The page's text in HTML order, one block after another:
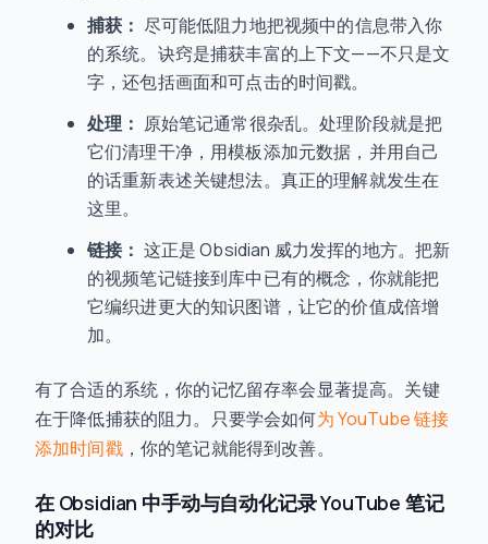
捕获： 尽可能低阻力地把视频中的信息带入你
的系统。诀窍是捕获丰富的上下文——不只是文
字，还包括画面和可点击的时间戳。
处理： 原始笔记通常很杂乱。处理阶段就是把
它们清理干净，用模板添加元数据，并用自己
的话重新表述关键想法。真正的理解就发生在
这里。
链接： 这正是 Obsidian 威力发挥的地方。把新
的视频笔记链接到库中已有的概念，你就能把
它编织进更大的知识图谱，让它的价值成倍增
加。
有了合适的系统，你的记忆留存率会显著提高。关键
在于降低捕获的阻力。只要学会如何为 YouTube 链接
添加时间戳，你的笔记就能得到改善。
在 Obsidian 中手动与自动化记录 YouTube 笔记
的对比